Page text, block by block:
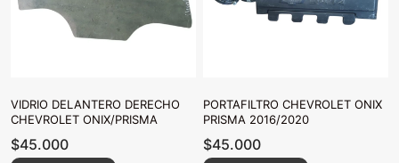
VIDRIO DELANTERO DERECHO
CHEVROLET ONIX/PRISMA
$45.000
PORTAFILTRO CHEVROLET ONIX
PRISMA 2016/2020
$45.000